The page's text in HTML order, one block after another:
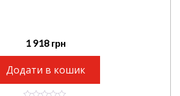
1 918 грн
Додати в кошик